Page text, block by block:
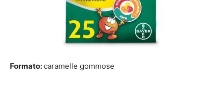
Formato:caramelle gommose